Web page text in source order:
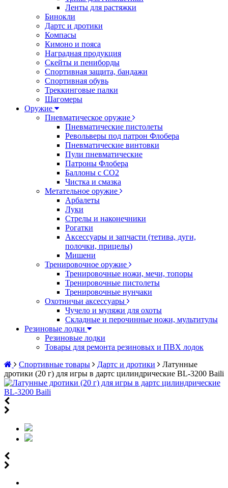
Ленты для растяжки
Бинокли
Дартс и дротики
Компасы
Кимоно и пояса
Наградная продукция
Скейты и пениборды
Спортивная защита, бандажи
Спортивная обувь
Треккинговые палки
Шагомеры
Оружие
Пневматическое оружие
Пневматические пистолеты
Револьверы под патрон Флобера
Пневматические винтовки
Пули пневматические
Патроны Флобера
Баллоны с CO2
Чистка и смазка
Метательное оружие
Арбалеты
Луки
Стрелы и наконечники
Рогатки
Аксессуары и запчасти (тетива, дуги,
полочки, прицелы)
Мишени
Тренировочное оружие
Тренировочные ножи, мечи, топоры
Тренировочные пистолеты
Тренировочные нунчаки
Охотничьи аксессуары
Чучело и муляжи для охоты
Складные и перочинные ножи, мультитулы
Резиновые лодки
Резиновые лодки
Товары для ремонта резиновых и ПВХ лодок
Спортивные товары
Дартс и дротики
Латунные
дротики (20 г) для игры в дартс цилиндрические BL-3200 Baili